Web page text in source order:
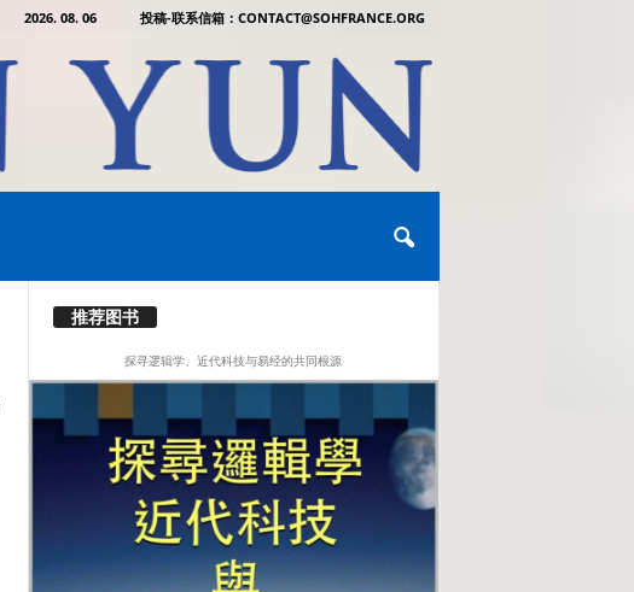
2026. 08. 06 投稿-联系信箱：CONTACT@SOHFRANCE.ORG
推荐图书
探寻逻辑学、近代科技与易经的共同根源